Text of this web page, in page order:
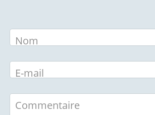
Nom
E-mail
Commentaire